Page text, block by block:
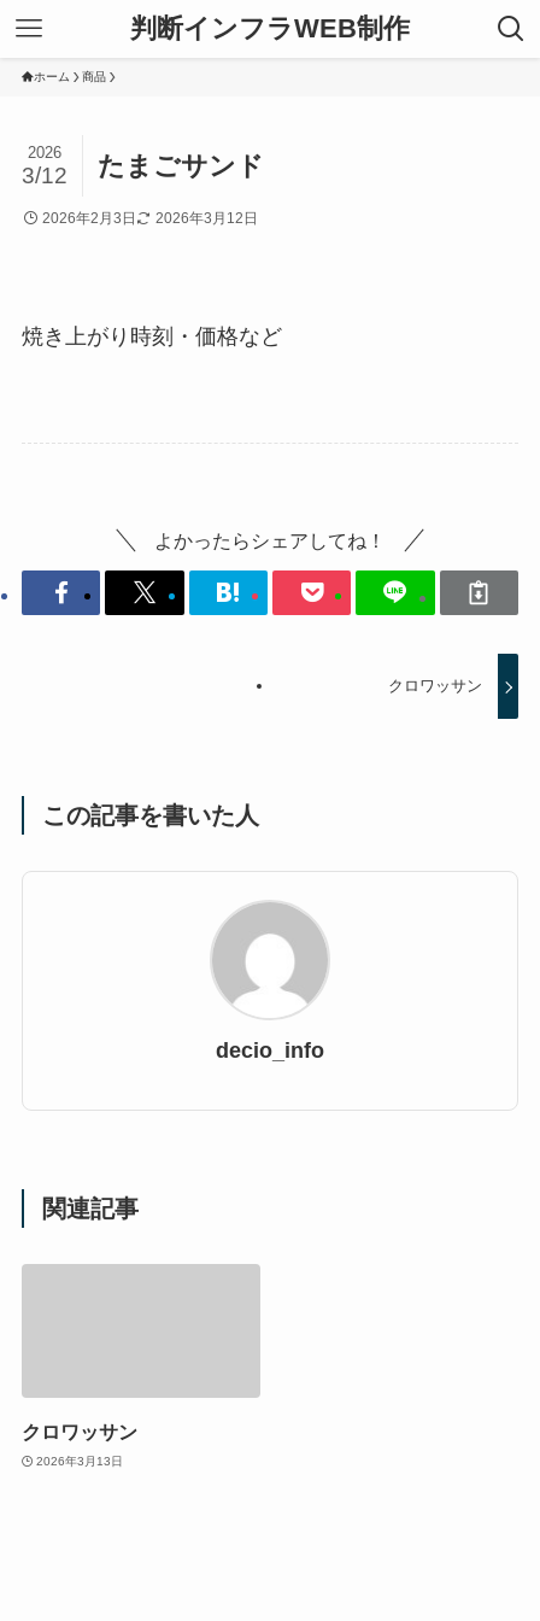
判断インフラWEB制作
ホーム 商品
たまごサンド
2026
3/12
2026年2月3日 2026年3月12日
焼き上がり時刻・価格など
よかったらシェアしてね！
クロワッサン
この記事を書いた人
decio_info
関連記事
クロワッサン
2026年3月13日